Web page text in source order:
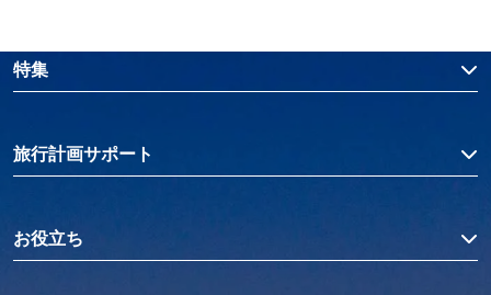
特集
旅行計画サポート
お役立ち